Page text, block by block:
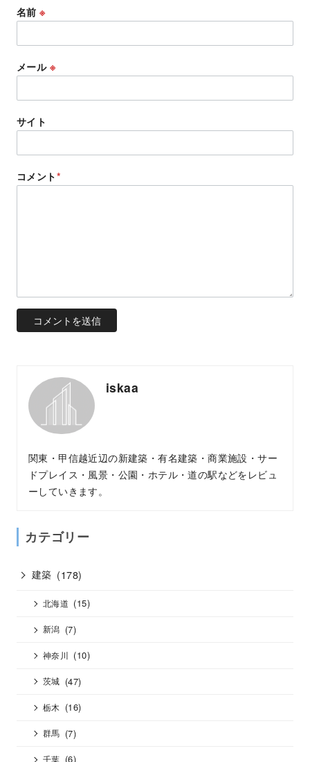
名前※
メール ※
サイト
コメント*
iskaa
関東・甲信越近辺の新建築・有名建築・商業施設・サー
ドプレイス・風景・公園・ホテル・道の駅などをレビュ
ーしていきます。
カテゴリー
建築 (178)
北海道 (15)
新潟 (7)
神奈川 (10)
茨城 (47)
栃木 (16)
群馬 (7)
千葉 (6)